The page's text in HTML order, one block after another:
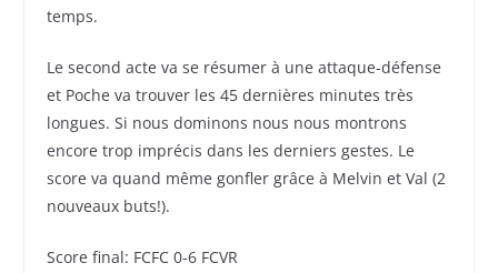
temps.
Le second acte va se résumer à une attaque-défense
et Poche va trouver les 45 dernières minutes très
longues. Si nous dominons nous nous montrons
encore trop imprécis dans les derniers gestes. Le
score va quand même gonfler grâce à Melvin et Val (2
nouveaux buts!).
Score final: FCFC 0-6 FCVR